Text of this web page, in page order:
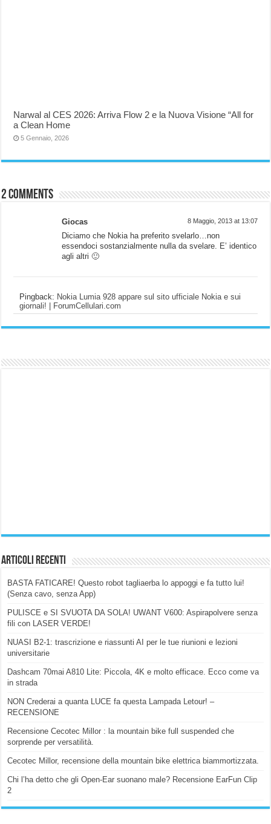
Narwal al CES 2026: Arriva Flow 2 e la Nuova Visione “All for
a Clean Home
5 Gennaio, 2026
2 comments
Giocas 8 Maggio, 2013 at 13:07
Diciamo che Nokia ha preferito svelarlo…non
essendoci sostanzialmente nulla da svelare. E’ identico
agli altri 🙂
Pingback: Nokia Lumia 928 appare sul sito ufficiale Nokia e sui
giornali! | ForumCellulari.com
Articoli Recenti
BASTA FATICARE! Questo robot tagliaerba lo appoggi e fa tutto lui!
(Senza cavo, senza App)
PULISCE e SI SVUOTA DA SOLA! UWANT V600: Aspirapolvere senza
fili con LASER VERDE!
NUASI B2-1: trascrizione e riassunti AI per le tue riunioni e lezioni
universitarie
Dashcam 70mai A810 Lite: Piccola, 4K e molto efficace. Ecco come va
in strada
NON Crederai a quanta LUCE fa questa Lampada Letour! –
RECENSIONE
Recensione Cecotec Millor : la mountain bike full suspended che
sorprende per versatilità.
Cecotec Millor, recensione della mountain bike elettrica biammortizzata.
Chi l’ha detto che gli Open-Ear suonano male? Recensione EarFun Clip
2